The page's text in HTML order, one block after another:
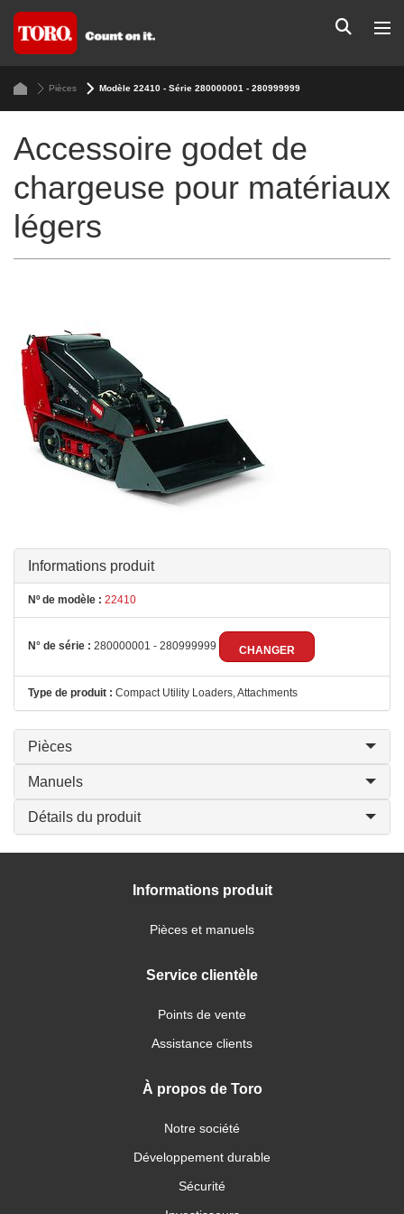
Pièces Modèle 22410 - Série 280000001 - 280999999
Accessoire godet de
chargeuse pour matériaux
légers
Informations produit
Nº de modèle : 22410
N° de série : 280000001 - 280999999 CHANGER
Type de produit : Compact Utility Loaders, Attachments
Pièces
Manuels
Détails du produit
Informations produit
Pièces et manuels
Service clientèle
Points de vente
Assistance clients
À propos de Toro
Notre société
Développement durable
Sécurité